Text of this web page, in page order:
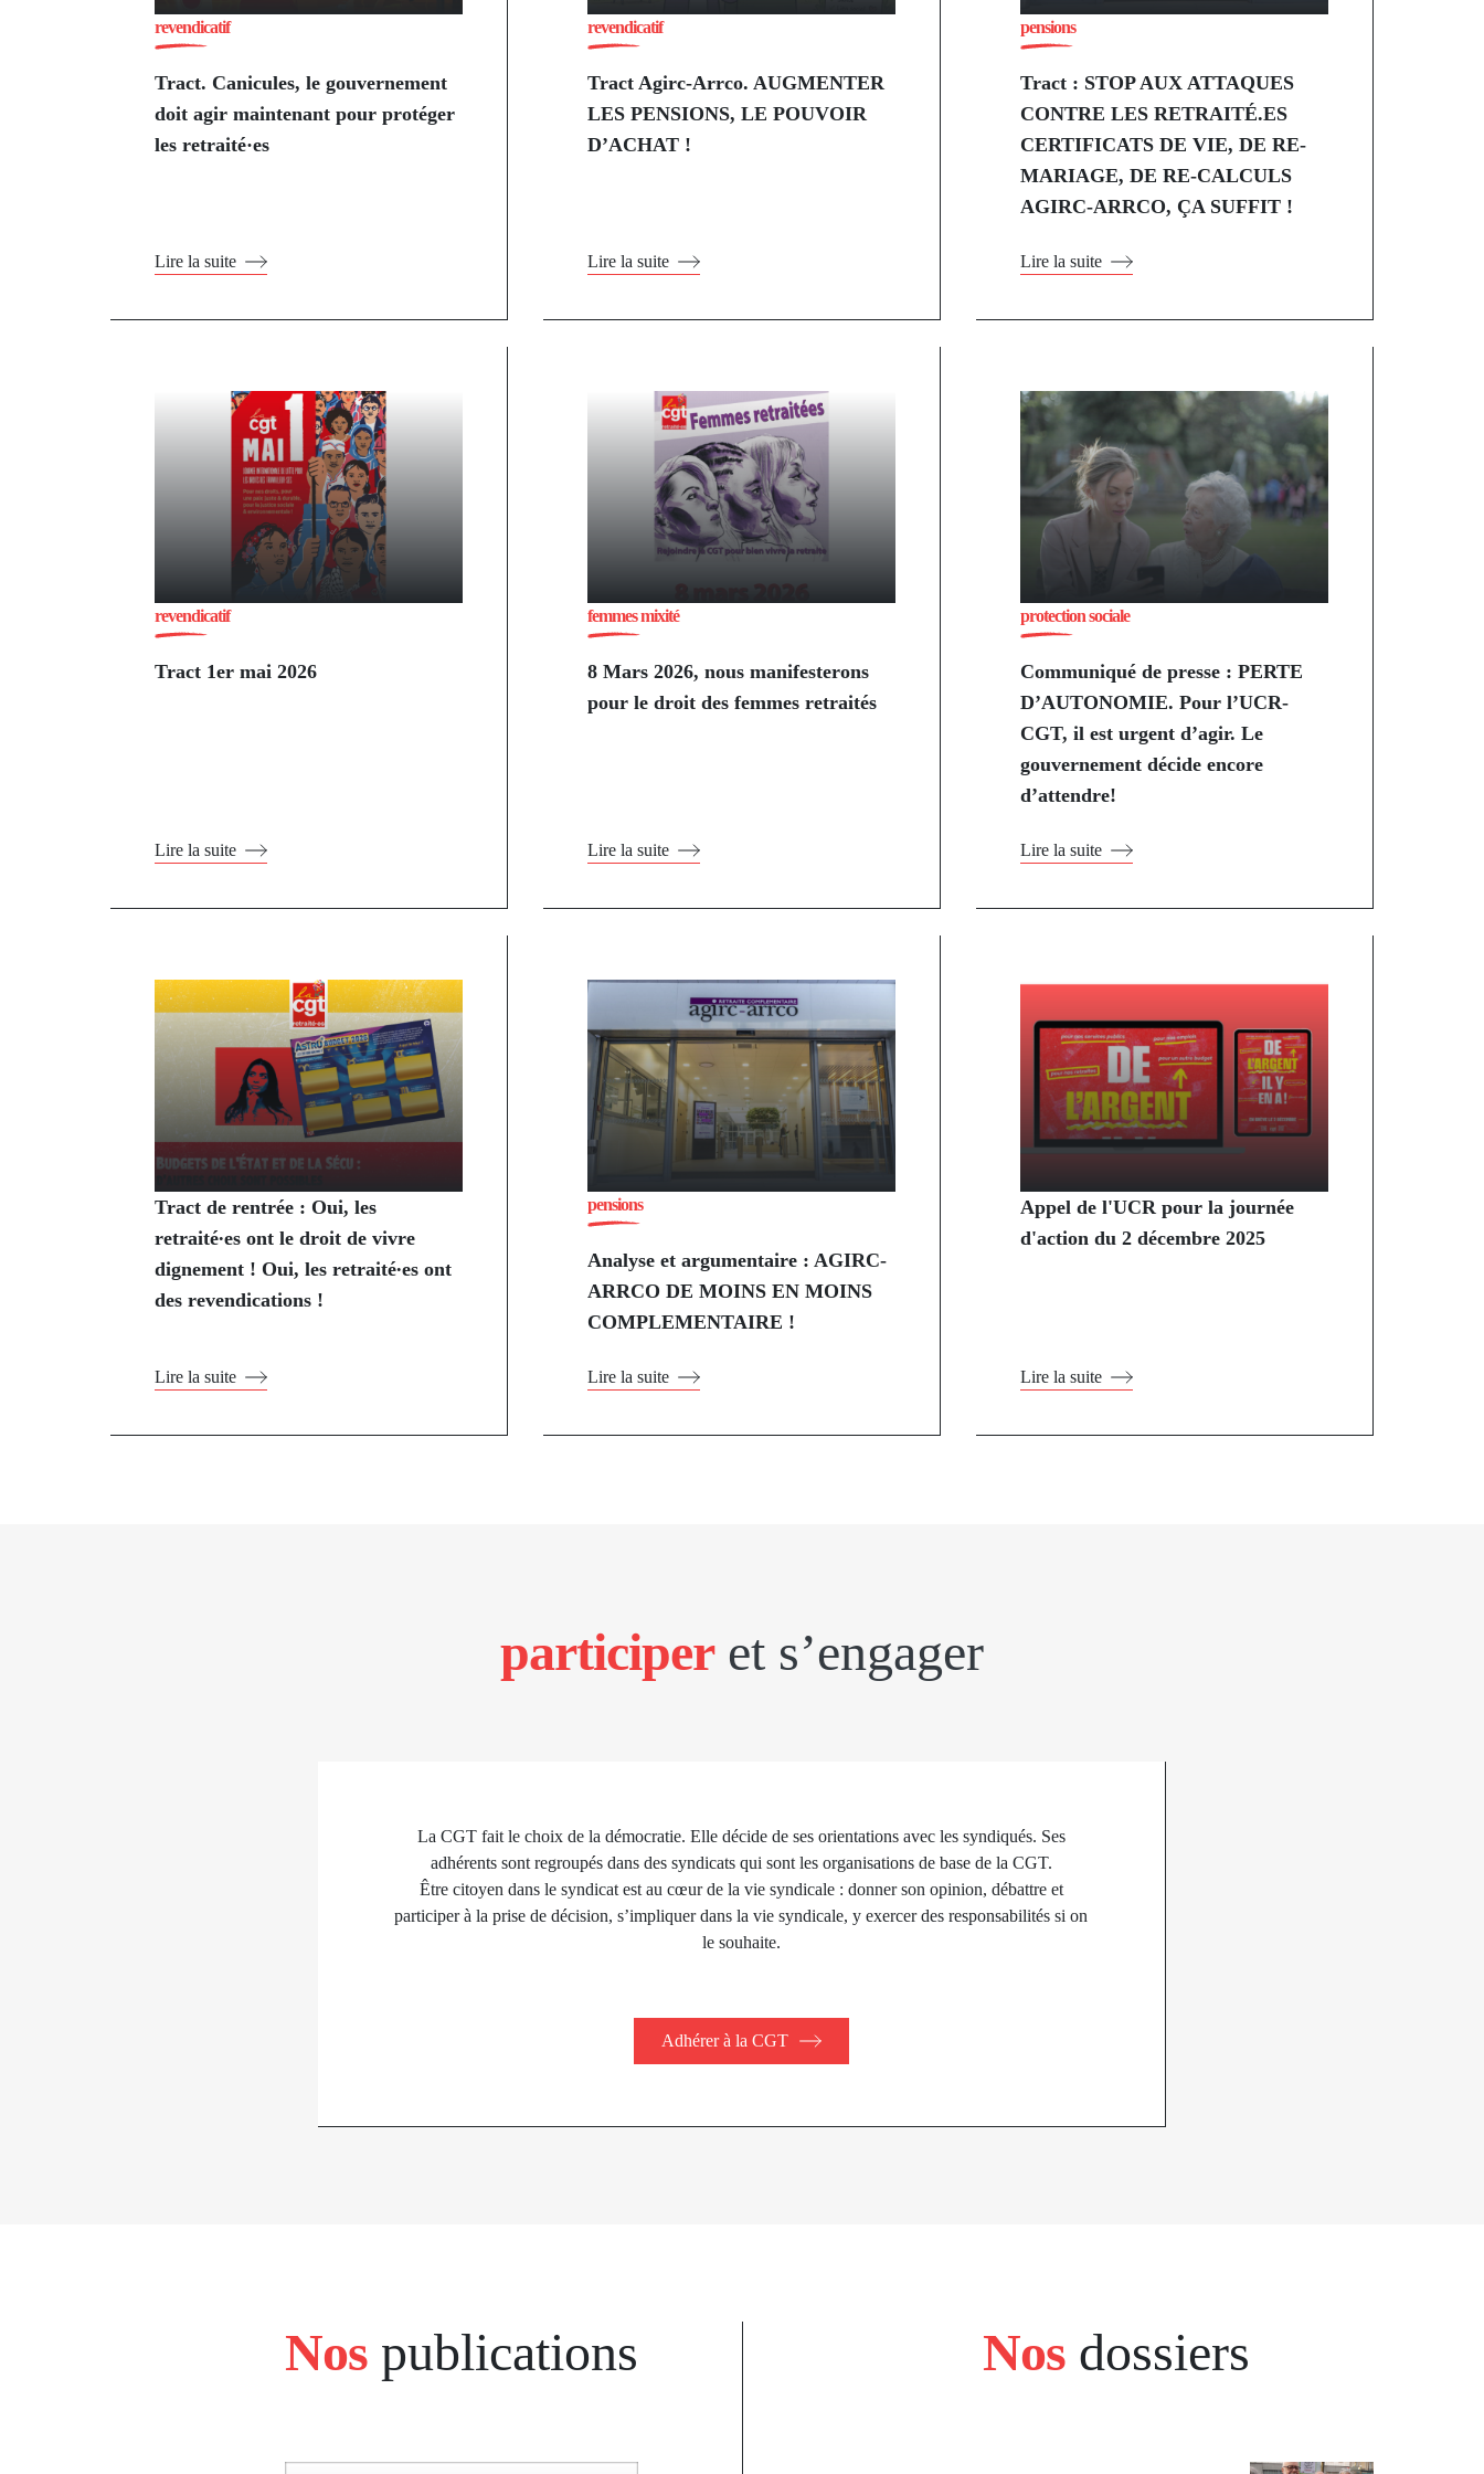
revendicatif
Tract. Canicules, le gouvernement
doit agir maintenant pour protéger
les retraité·es
Lire la suite
revendicatif
Tract Agirc-Arrco. AUGMENTER
LES PENSIONS, LE POUVOIR
D’ACHAT !
Lire la suite
pensions
Tract : STOP AUX ATTAQUES
CONTRE LES RETRAITÉ.ES
CERTIFICATS DE VIE, DE RE-
MARIAGE, DE RE-CALCULS
AGIRC-ARRCO, ÇA SUFFIT !
Lire la suite
revendicatif
Tract 1er mai 2026
Lire la suite
femmes mixité
8 Mars 2026, nous manifesterons
pour le droit des femmes retraités
Lire la suite
protection sociale
Communiqué de presse : PERTE
D’AUTONOMIE. Pour l’UCR-
CGT, il est urgent d’agir. Le
gouvernement décide encore
d’attendre!
Lire la suite
Tract de rentrée : Oui, les
retraité∙es ont le droit de vivre
dignement ! Oui, les retraité∙es ont
des revendications !
Lire la suite
pensions
Analyse et argumentaire : AGIRC-
ARRCO DE MOINS EN MOINS
COMPLEMENTAIRE !
Lire la suite
Appel de l'UCR pour la journée
d'action du 2 décembre 2025
Lire la suite
participeret s’engager
La CGT fait le choix de la démocratie. Elle décide de ses orientations avec les syndiqués. Ses
adhérents sont regroupés dans des syndicats qui sont les organisations de base de la CGT.
Être citoyen dans le syndicat est au cœur de la vie syndicale : donner son opinion, débattre et
participer à la prise de décision, s’impliquer dans la vie syndicale, y exercer des responsabilités si on
le souhaite.
Adhérer à la CGT
block
Nos publications Nosdossiers